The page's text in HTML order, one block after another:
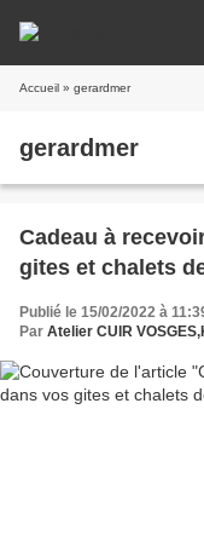
Accueil » gerardmer
gerardmer
Cadeau à
gites et chalets
Publié le 15/02/2022 à
Par Atelier CUIR